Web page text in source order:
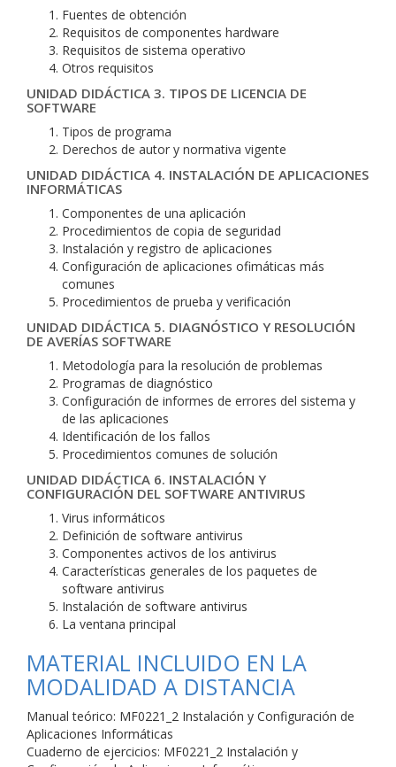
Fuentes de obtención
Requisitos de componentes hardware
Requisitos de sistema operativo
Otros requisitos
UNIDAD DIDÁCTICA 3. TIPOS DE LICENCIA DE
SOFTWARE
Tipos de programa
Derechos de autor y normativa vigente
UNIDAD DIDÁCTICA 4. INSTALACIÓN DE APLICACIONES
INFORMÁTICAS
Componentes de una aplicación
Procedimientos de copia de seguridad
Instalación y registro de aplicaciones
Configuración de aplicaciones ofimáticas más
comunes
Procedimientos de prueba y verificación
UNIDAD DIDÁCTICA 5. DIAGNÓSTICO Y RESOLUCIÓN
DE AVERÍAS SOFTWARE
Metodología para la resolución de problemas
Programas de diagnóstico
Configuración de informes de errores del sistema y
de las aplicaciones
Identificación de los fallos
Procedimientos comunes de solución
UNIDAD DIDÁCTICA 6. INSTALACIÓN Y
CONFIGURACIÓN DEL SOFTWARE ANTIVIRUS
Virus informáticos
Definición de software antivirus
Componentes activos de los antivirus
Características generales de los paquetes de
software antivirus
Instalación de software antivirus
La ventana principal
MATERIAL INCLUIDO EN LA
MODALIDAD A DISTANCIA
Manual teórico: MF0221_2 Instalación y Configuración de
Aplicaciones Informáticas
Cuaderno de ejercicios: MF0221_2 Instalación y